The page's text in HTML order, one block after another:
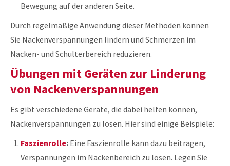
Bewegung auf der anderen Seite.
Durch regelmäßige Anwendung dieser Methoden können
Sie Nackenverspannungen lindern und Schmerzen im
Nacken- und Schulterbereich reduzieren.
Übungen mit Geräten zur Linderung
von Nackenverspannungen
Es gibt verschiedene Geräte, die dabei helfen können,
Nackenverspannungen zu lösen. Hier sind einige Beispiele:
Faszienrolle: Eine Faszienrolle kann dazu beitragen,
Verspannungen im Nackenbereich zu lösen. Legen Sie